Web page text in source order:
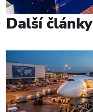
Další články